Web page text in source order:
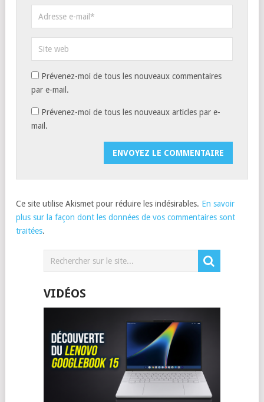
Prévenez-moi de tous les nouveaux commentaires
par e-mail.
Prévenez-moi de tous les nouveaux articles par e-
mail.
Ce site utilise Akismet pour réduire les indésirables. En savoir
plus sur la façon dont les données de vos commentaires sont
traitées.
VIDÉOS